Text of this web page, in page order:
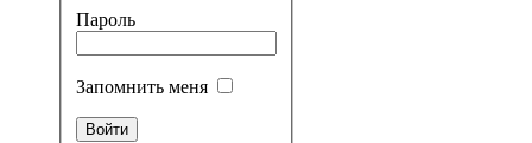
Пароль
Запомнить меня